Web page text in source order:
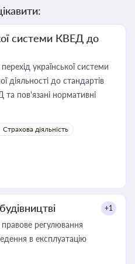
системи КВЕД до
української системи
діяльності до стандартів
пов'язані нормативні
Страхова діяльність
+1
регулювання
в експлуатацію